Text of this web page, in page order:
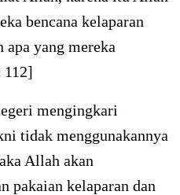
bencana kelaparan
apa yang mereka
112]
mengingkari
tidak menggunakannya
Allah akan
pakaian kelaparan dan